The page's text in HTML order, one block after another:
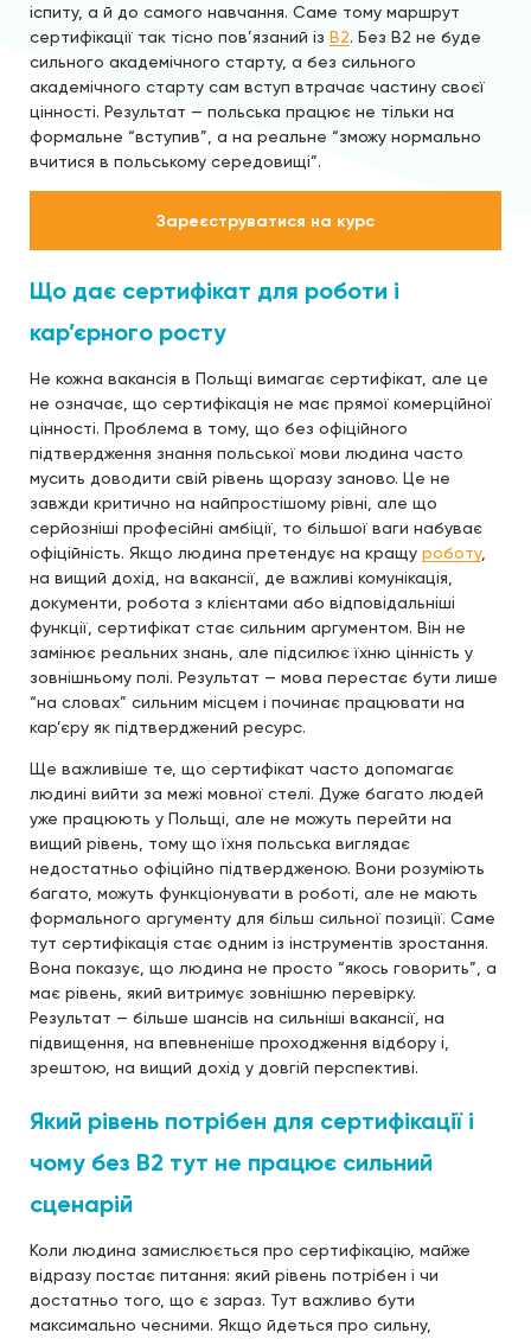
іспиту, а й до самого навчання. Саме тому маршрут
сертифікації так тісно пов’язаний із B2. Без B2 не буде
сильного академічного старту, а без сильного
академічного старту сам вступ втрачає частину своєї
цінності. Результат — польська працює не тільки на
формальне “вступив”, а на реальне “зможу нормально
вчитися в польському середовищі”.
Зареєструватися на курс
Що дає сертифікат для роботи і
кар’єрного росту
Не кожна вакансія в Польщі вимагає сертифікат, але це
не означає, що сертифікація не має прямої комерційної
цінності. Проблема в тому, що без офіційного
підтвердження знання польської мови людина часто
мусить доводити свій рівень щоразу заново. Це не
завжди критично на найпростішому рівні, але що
серйозніші професійні амбіції, то більшої ваги набуває
офіційність. Якщо людина претендує на кращу роботу,
на вищий дохід, на вакансії, де важливі комунікація,
документи, робота з клієнтами або відповідальніші
функції, сертифікат стає сильним аргументом. Він не
замінює реальних знань, але підсилює їхню цінність у
зовнішньому полі. Результат — мова перестає бути лише
“на словах” сильним місцем і починає працювати на
кар’єру як підтверджений ресурс.
Ще важливіше те, що сертифікат часто допомагає
людині вийти за межі мовної стелі. Дуже багато людей
уже працюють у Польщі, але не можуть перейти на
вищий рівень, тому що їхня польська виглядає
недостатньо офіційно підтвердженою. Вони розуміють
багато, можуть функціонувати в роботі, але не мають
формального аргументу для більш сильної позиції. Саме
тут сертифікація стає одним із інструментів зростання.
Вона показує, що людина не просто “якось говорить”, а
має рівень, який витримує зовнішню перевірку.
Результат — більше шансів на сильніші вакансії, на
підвищення, на впевненіше проходження відбору і,
зрештою, на вищий дохід у довгій перспективі.
Який рівень потрібен для сертифікації і
чому без B2 тут не працює сильний
сценарій
Коли людина замислюється про сертифікацію, майже
відразу постає питання: який рівень потрібен і чи
достатньо того, що є зараз. Тут важливо бути
максимально чесними. Якщо йдеться про сильну,